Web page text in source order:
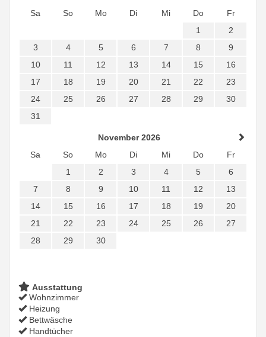
Sa
So Mo Di Mi Do
Fr
1
2
3
4 5 6 7 8
9
10
11 12 13 14 15
16
17
18 19 20 21 22
23
24
25 26 27 28 29
30
31
November 2026
Sa
So Mo Di Mi Do
Fr
1
2 3 4 5
6
7
8 9 10 11 12
13
14
15 16 17 18 19
20
21
22 23 24 25 26
27
28
29 30
Ausstattung
Wohnzimmer
Heizung
Bettwäsche
Handtücher